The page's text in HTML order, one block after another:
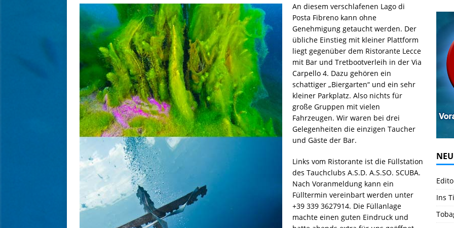
An diesem verschlafenen Lago di
Posta Fibreno kann ohne
Genehmigung getaucht werden. Der
übliche Einstieg mit kleiner Plattform
liegt gegenüber dem Ristorante Lecce
mit Bar und Tretbootverleih in der Via
Carpello 4. Dazu gehören ein
schattiger „Biergarten“ und ein sehr
kleiner Parkplatz. Also nichts für
große Gruppen mit vielen
Fahrzeugen. Wir waren bei drei
Gelegenheiten die einzigen Taucher
und Gäste der Bar.
Links vom Ristorante ist die Füllstation
des Tauchclubs A.S.D. A.S.SO. SCUBA.
Nach Voranmeldung kann ein
Fülltermin vereinbart werden unter
+39 339 3627914. Die Füllanlage
machte einen guten Eindruck und
Ins